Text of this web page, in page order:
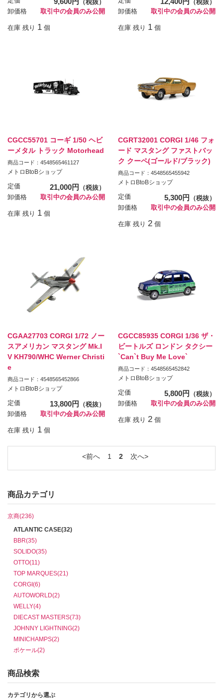
（税抜）
卸価格
取引中の会員のみ公開
在庫 残り 1 個
（税抜）
卸価格
取引中の会員のみ公開
在庫 残り 1 個
CGCC55701 コーギ 1/50 ヘビ
ーメタル トラック Motorhead
商品コード：4548565461127
メトロBtoBショップ
定価 21,000円
（税抜）
卸価格
取引中の会員のみ公開
在庫 残り 1 個
CGRT32001 CORGI 1/46 フォ
ード マスタング ファストバッ
ク クーペ(ゴールド/ブラック)
商品コード：4548565455942
メトロBtoBショップ
定価 5,300円
（税抜）
卸価格
取引中の会員のみ公開
在庫 残り 2 個
CGAA27703 CORGI 1/72 ノー
スアメリカン マスタング Mk.I
V KH790/WHC Werner Christi
e
商品コード：4548565452866
メトロBtoBショップ
定価 13,800円
（税抜）
卸価格
取引中の会員のみ公開
在庫 残り 1 個
CGCC85935 CORGI 1/36 ザ・
ビートルズ ロンドン タクシー
`Can`t Buy Me Love`
商品コード：4548565452842
メトロBtoBショップ
定価 5,800円
（税抜）
卸価格
取引中の会員のみ公開
在庫 残り 2 個
前へ 1 2 次へ
商品カテゴリ
京商(236)
ATLANTIC CASE(32)
BBR(35)
SOLIDO(35)
OTTO(11)
TOP MARQUES(21)
CORGI(6)
AUTOWORLD(2)
WELLY(4)
DIECAST MASTERS(73)
JOHNNY LIGHTNING(2)
MINICHAMPS(2)
ポケール(2)
商品検索
カテゴリから選ぶ